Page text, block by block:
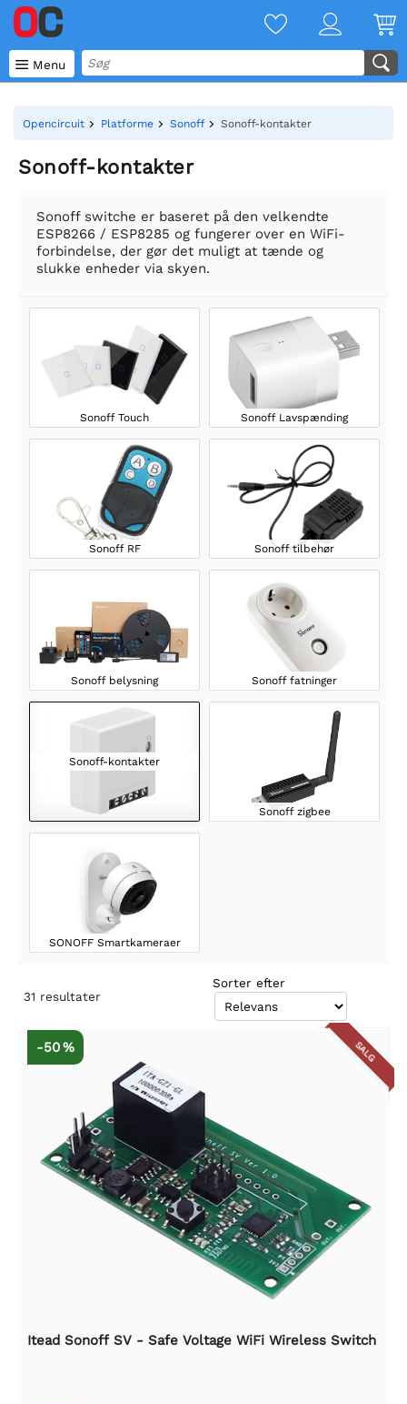
 Menu
Opencircuit Platforme Sonoff Sonoff-kontakter
Sonoff-kontakter
Sonoff switche er baseret på den velkendte
ESP8266 / ESP8285 og fungerer over en WiFi-
forbindelse, der gør det muligt at tænde og
slukke enheder via skyen.
Sonoff Touch Sonoff Lavspænding
Sonoff RF Sonoff tilbehør
Sonoff belysning Sonoff fatninger
Sonoff-kontakter
Sonoff zigbee
SONOFF Smartkameraer
31 resultater
Sorter efter
SALG
-50 %
Itead Sonoff SV - Safe Voltage WiFi Wireless Switch